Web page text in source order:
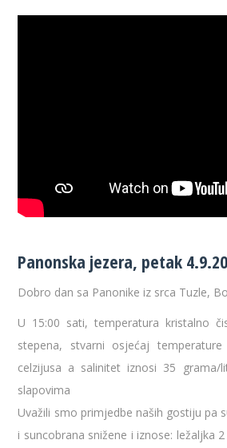
Panonska jezera, petak
Dobro dan sa Panonike iz srca Tuzle,
U 15:00 sati, temperatura kristalno
stepena, stvarni osjećaj
celzijusa a salinitet iznosi 35
slapovima
Uvažili smo primjedbe naših gostiju pa
i suncobrana snižene i iznose: ležaljka